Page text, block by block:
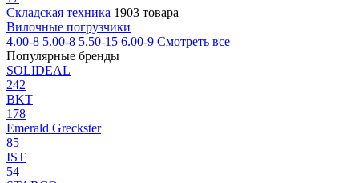
Складская техника 1903 товара
Вилочные погрузчики
4.00-8 5.00-8 5.50-15 6.00-9 Смотреть все
Популярные бренды
SOLIDEAL
242
BKT
178
Emerald Greckster
85
IST
54